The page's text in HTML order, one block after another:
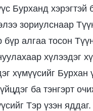
Бурханд
зориулснаар
бүр алгаа тосон
хүлээдэг
хүмүүсийг
ба тэнгэрт
Тэр үзэн